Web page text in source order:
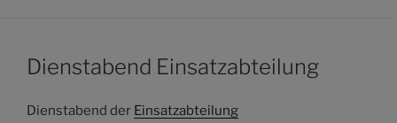
Dienstabend Einsatzabteilung
Dienstabend der Einsatzabteilung